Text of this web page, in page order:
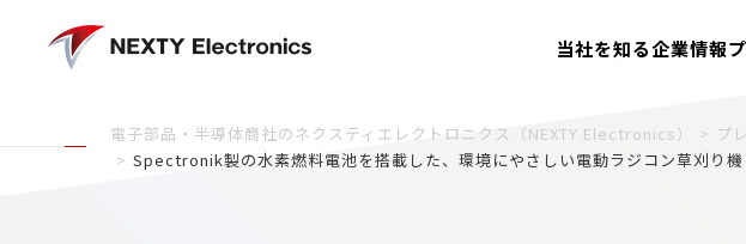
当社を知る企業情報
電子部品・半導体商社のネクスティエレクトロニクス（NEXTY Electronics）
プ
Spectronik製の水素燃料電池を搭載した、環境にやさしい電動ラジコン草刈り